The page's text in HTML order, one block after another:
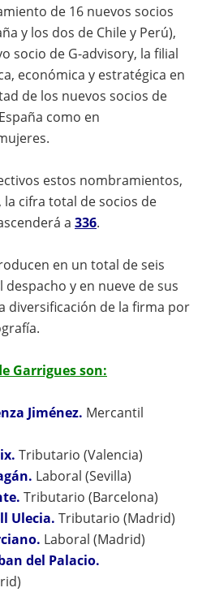
de 16 nuevos socios
y los dos de Chile y Perú),
socio de G-advisory, la filial
económica y estratégica en
de los nuevos socios de
como en
estos nombramientos,
cifra total de socios de
a 336.
en un total de seis
y en nueve de sus
diversificación de la firma por
Garrigues son:
Jiménez. Mercantil
Tributario (Valencia)
Laboral (Sevilla)
Tributario (Barcelona)
Ulecia. Tributario (Madrid)
Laboral (Madrid)
del Palacio.